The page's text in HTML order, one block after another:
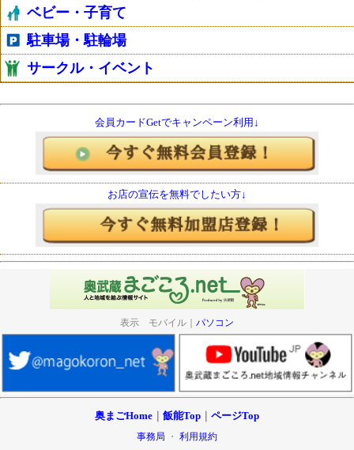
ベビー・子育て
駐車場・駐輪場
サークル・イベント
会員カードGetでキャンペーン利用↓
お店の宣伝を無料でしたい方↓
表示 モバイル｜ パソコン
奥まごHome 飯能Top ページTop
事務局 ・ 利用規約